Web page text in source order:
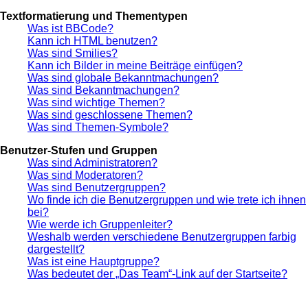
Textformatierung und Thementypen
Was ist BBCode?
Kann ich HTML benutzen?
Was sind Smilies?
Kann ich Bilder in meine Beiträge einfügen?
Was sind globale Bekanntmachungen?
Was sind Bekanntmachungen?
Was sind wichtige Themen?
Was sind geschlossene Themen?
Was sind Themen-Symbole?
Benutzer-Stufen und Gruppen
Was sind Administratoren?
Was sind Moderatoren?
Was sind Benutzergruppen?
Wo finde ich die Benutzergruppen und wie trete ich ihnen
bei?
Wie werde ich Gruppenleiter?
Weshalb werden verschiedene Benutzergruppen farbig
dargestellt?
Was ist eine Hauptgruppe?
Was bedeutet der „Das Team“-Link auf der Startseite?